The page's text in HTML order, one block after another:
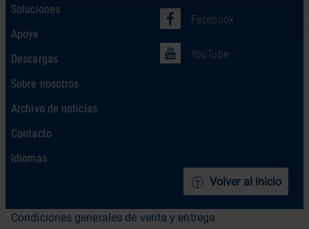
Volver al inicio
Soluciones
Apoye
Descargas
Sobre nosotros
Archivo de noticias
Contacto
Idiomas
Facebook
YouTube
Condiciones generales de venta y entrega